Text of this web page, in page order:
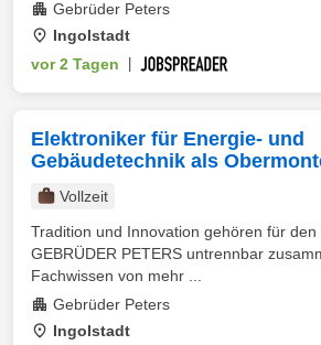
Gebrüder Peters
Ingolstadt
vor 2 Tagen
Elektroniker für Energie- und
Gebäudetechnik als
Vollzeit
Tradition und Innovation gehören für
GEBRÜDER PETERS untrennbar
Fachwissen von mehr ...
Gebrüder Peters
Ingolstadt